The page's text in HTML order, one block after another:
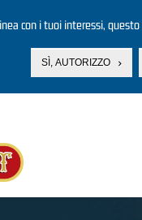
con i tuoi interessi,
SÌ, AUTORIZZO